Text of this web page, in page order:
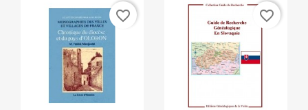
favorite_border favorite_border